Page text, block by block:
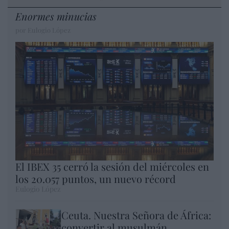
Enormes minucias
El IBEX 35 cerró la sesión del miércoles en
los 20.057 puntos, un nuevo récord
Ceuta. Nuestra Señora de África: